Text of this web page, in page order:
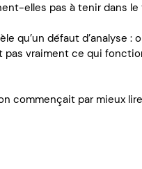
elles pas à tenir dans le
qu’un défaut d’analyse :
pas vraiment ce qui
commençait par mieux